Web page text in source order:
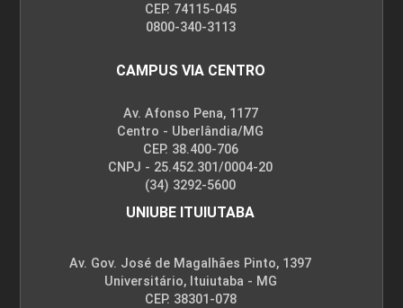
CEP. 74115-045
0800-340-3113
CAMPUS VIA CENTRO
Av. Afonso Pena, 1177
Centro - Uberlândia/MG
CEP. 38.400-706
CNPJ - 25.452.301/0004-20
(34) 3292-5600
UNIUBE ITUIUTABA
Av. Gov. José de Magalhães Pinto, 1397
Universitário, Ituiutaba - MG
CEP. 38301-078